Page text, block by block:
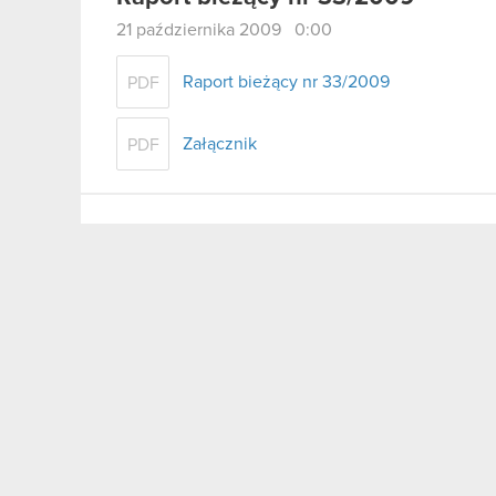
21 października 2009 0:00
PDF Raport bieżący nr 33/2009
PDF Załącznik